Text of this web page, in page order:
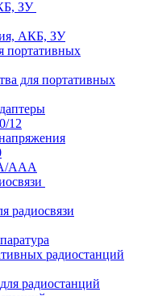
ЗУ
АКБ, ЗУ
портативных
для портативных
12
ААА
радиосвязи
радиостанций
радиостанций